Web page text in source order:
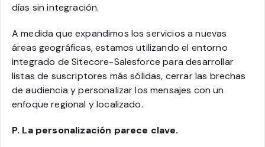
días sin integración.
A medida que expandimos los servicios a nuevas
áreas geográficas, estamos utilizando el entorno
integrado de Sitecore-Salesforce para desarrollar
listas de suscriptores más sólidas, cerrar las brechas
de audiencia y personalizar los mensajes con un
enfoque regional y localizado.
P. La personalización parece clave.